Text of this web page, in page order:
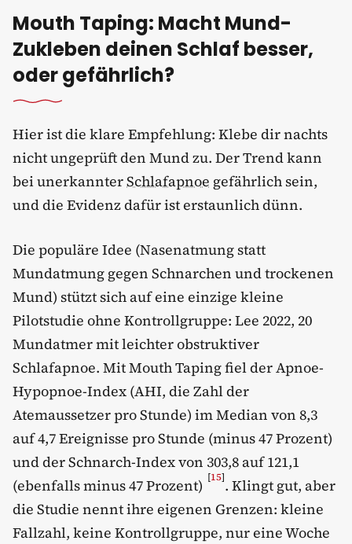
Mouth Taping: Macht Mund-
Zukleben deinen Schlaf besser,
oder gefährlich?
Hier ist die klare Empfehlung: Klebe dir nachts
nicht ungeprüft den Mund zu. Der Trend kann
bei unerkannterSchlafapnoe gefährlich sein,
und die Evidenz dafür ist erstaunlich dünn.
Die populäre Idee (Nasenatmung statt
Mundatmung gegen Schnarchen und trockenen
Mund) stützt sich auf eine einzige kleine
Pilotstudie ohne Kontrollgruppe: Lee 2022, 20
Mundatmer mit leichter obstruktiver
Schlafapnoe. Mit Mouth Taping fiel der Apnoe-
Hypopnoe-Index (AHI, die Zahl der
Atemaussetzer pro Stunde) im Median von 8,3
auf 4,7 Ereignisse pro Stunde (minus 47 Prozent)
und der Schnarch-Index von 303,8 auf 121,1
(ebenfalls minus 47 Prozent) [15]. Klingt gut, aber
die Studie nennt ihre eigenen Grenzen: kleine
Fallzahl, keine Kontrollgruppe, nur eine Woche